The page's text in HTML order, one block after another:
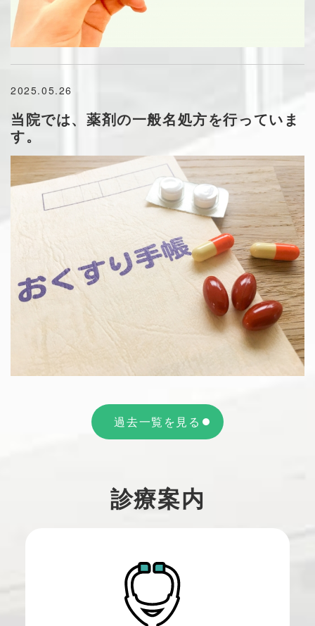
2025.05.26
当院では、薬剤の一般名処方を行っていま
す。
過去一覧を見る
診療案内